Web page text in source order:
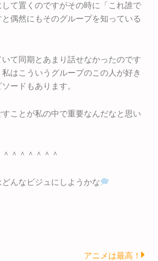
て置くのですがその時に「これ誰で
偶然にもそのグループを知っている
て同期とあまり話せなかったのです
はこういうグループのこの人が好き
ードもあります。
ことが私の中で重要なんだなと思い
＾＾＾＾＾＾
んなビジュにしようかな
アニメは最高！ Next